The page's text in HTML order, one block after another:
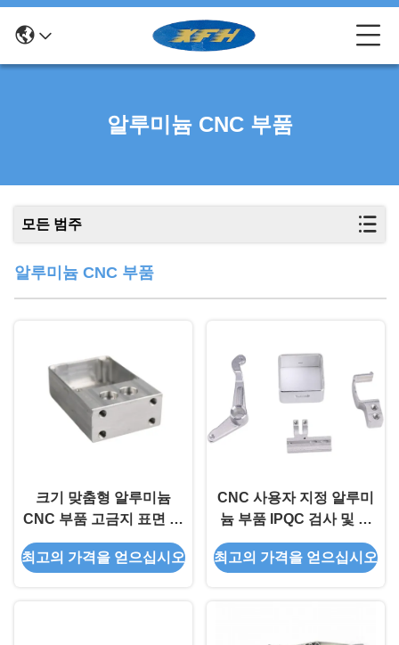
알루미늄 CNC 부품
모든 범주
알루미늄 CNC 부품
크기 맞춤형 알루미늄
CNC 부품 고금지 표면 마
무리 정밀도 허용 0.1 -
0.001mm
최고의 가격을 얻으십시오
CNC 사용자 지정 알루미
늄 부품 IPQC 검사 및 소
량 생산 지원과 함께 정밀
엔지니어링 고품질 알루미
최고의 가격을 얻으십시오